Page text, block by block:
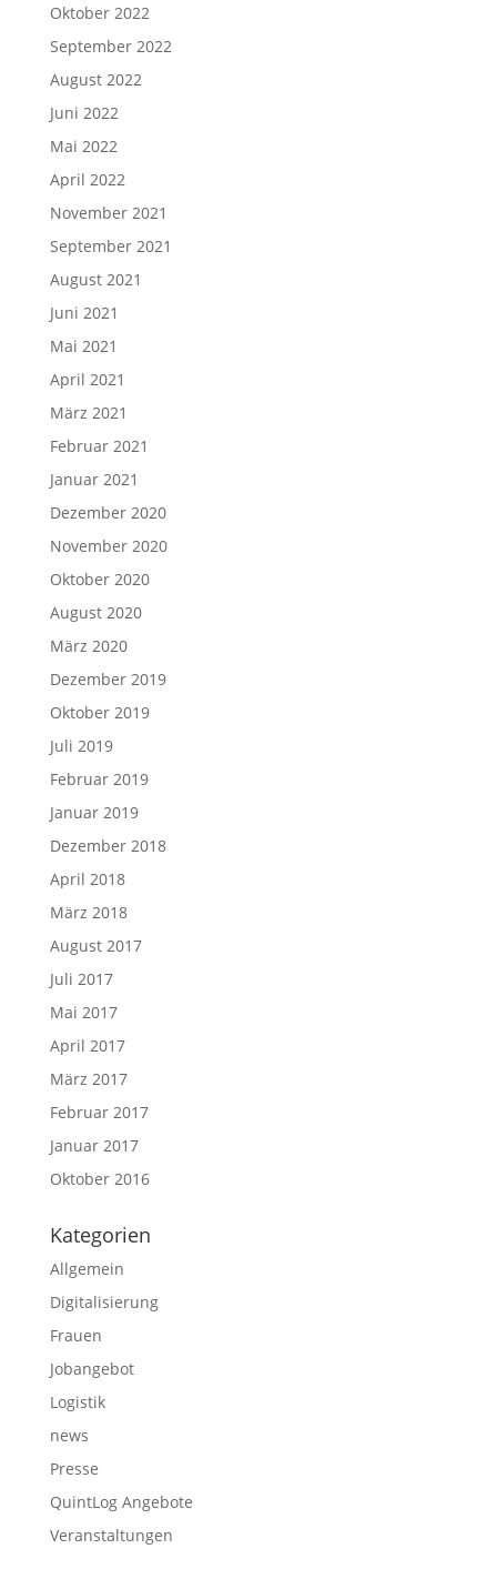
Oktober 2022
September 2022
August 2022
Juni 2022
Mai 2022
April 2022
November 2021
September 2021
August 2021
Juni 2021
Mai 2021
April 2021
März 2021
Februar 2021
Januar 2021
Dezember 2020
November 2020
Oktober 2020
August 2020
März 2020
Dezember 2019
Oktober 2019
Juli 2019
Februar 2019
Januar 2019
Dezember 2018
April 2018
März 2018
August 2017
Juli 2017
Mai 2017
April 2017
März 2017
Februar 2017
Januar 2017
Oktober 2016
Kategorien
Allgemein
Digitalisierung
Frauen
Jobangebot
Logistik
news
Presse
QuintLog Angebote
Veranstaltungen